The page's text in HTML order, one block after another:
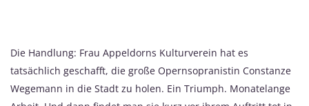
Die Handlung: Frau Appeldorns Kulturverein hat es
tatsächlich geschafft, die große Opernsopranistin Constanze
Wegemann in die Stadt zu holen. Ein Triumph. Monatelange